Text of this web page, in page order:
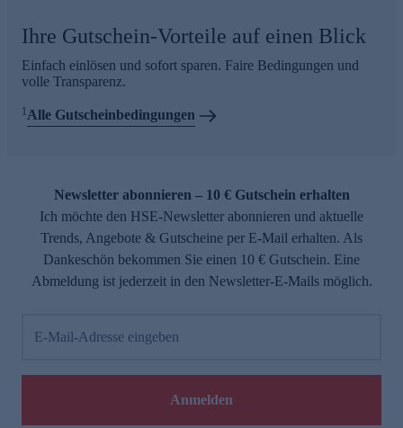
Ihre Gutschein-Vorteile auf einen Blick
Einfach einlösen und sofort sparen. Faire Bedingungen und
volle Transparenz.
1Alle Gutscheinbedingungen
Newsletter abonnieren – 10 € Gutschein erhalten
Ich möchte den HSE-Newsletter abonnieren und aktuelle
Trends, Angebote & Gutscheine per E-Mail erhalten. Als
Dankeschön bekommen Sie einen 10 € Gutschein. Eine
Abmeldung ist jederzeit in den Newsletter-E-Mails möglich.
E-Mail-Adresse eingeben
Anmelden